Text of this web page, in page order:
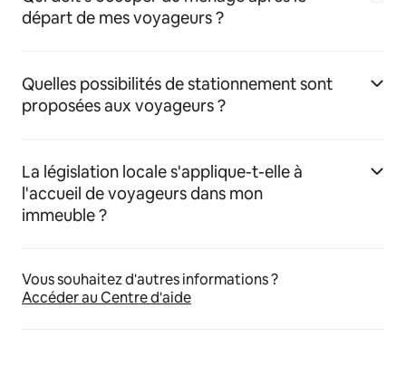
départ de mes voyageurs ?
Quelles possibilités de stationnement sont
proposées aux voyageurs ?
La législation locale s'applique-t-elle à
l'accueil de voyageurs dans mon
immeuble ?
Vous souhaitez d'autres informations ?
Accéder au Centre d'aide